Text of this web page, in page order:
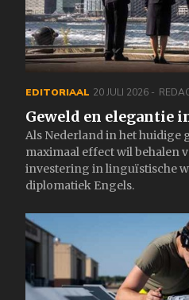
EDITORIAAL 20 JULI 2026
Geweld en elegantie
Als Nederland in het huidige
maximaal effect wil behalen
investering in linguïstische
diplomatiek Engels.